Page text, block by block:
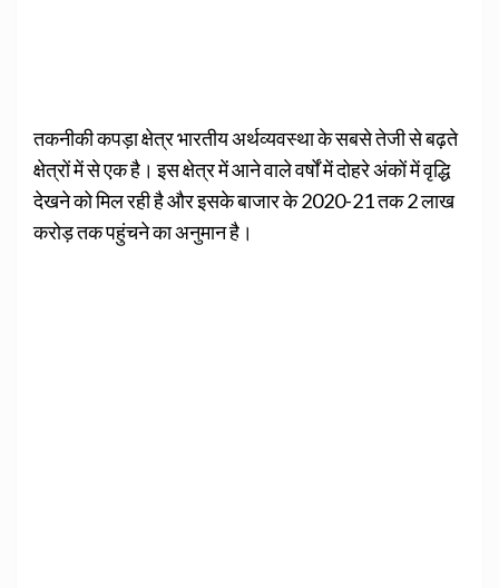
तकनीकी कपड़ा क्षेत्र भारतीय अर्थव्यवस्था के सबसे तेजी से बढ़ते
क्षेत्रों में से एक है। इस क्षेत्र में आने वाले वर्षों में दोहरे अंकों में वृद्धि
देखने को मिल रही है और इसके बाजार के 2020-21 तक 2 लाख
करोड़ तक पहुंचने का अनुमान है।